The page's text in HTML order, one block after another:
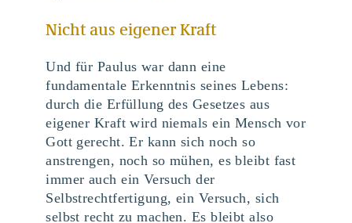
Nicht aus eigener Kraft
Und für Paulus war dann eine
fundamentale Erkenntnis seines Lebens:
durch die Erfüllung des Gesetzes aus
eigener Kraft wird niemals ein Mensch vor
Gott gerecht. Er kann sich noch so
anstrengen, noch so mühen, es bleibt fast
immer auch ein Versuch der
Selbstrechtfertigung, ein Versuch, sich
selbst recht zu machen. Es bleibt also